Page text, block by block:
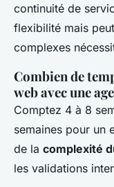
continuité de
flexibilité mais
complexes
Combien de
web avec une
Comptez 4 à 8
semaines pour un
de la complexité
les validations